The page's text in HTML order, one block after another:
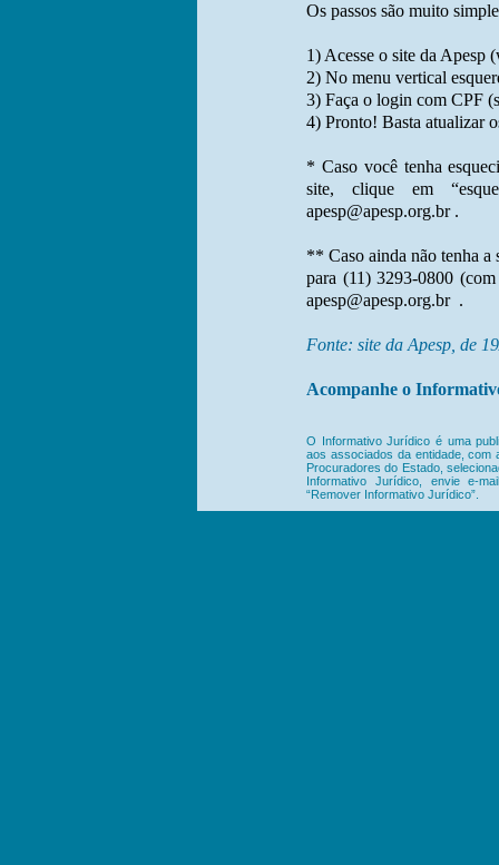
Os passos são muito
1) Acesse o site da Apesp
2) No menu vertical
3) Faça o login com CPF
4) Pronto! Basta atualizar
* Caso você tenha
site, clique em
apesp@apesp.org.br .
** Caso ainda não tenha a
para (11) 3293-0800
apesp@apesp.org.br .
Fonte: site da Apesp, de
Acompanhe o
O Informativo Jurídico é uma
aos associados da entidade, com
Procuradores do Estado,
Informativo Jurídico, envie e-
“Remover Informativo Jurídico”.